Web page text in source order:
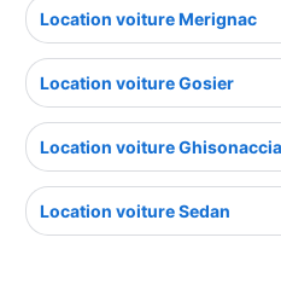
Location voiture Merignac
Location voiture Gosier
Location voiture Ghisonaccia
Location voiture Sedan